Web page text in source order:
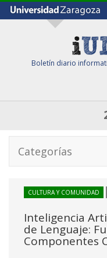
Boletín diario
Categorías
CULTURA Y COMUNIDAD
Inteligencia
de Lenguaje:
Componentes